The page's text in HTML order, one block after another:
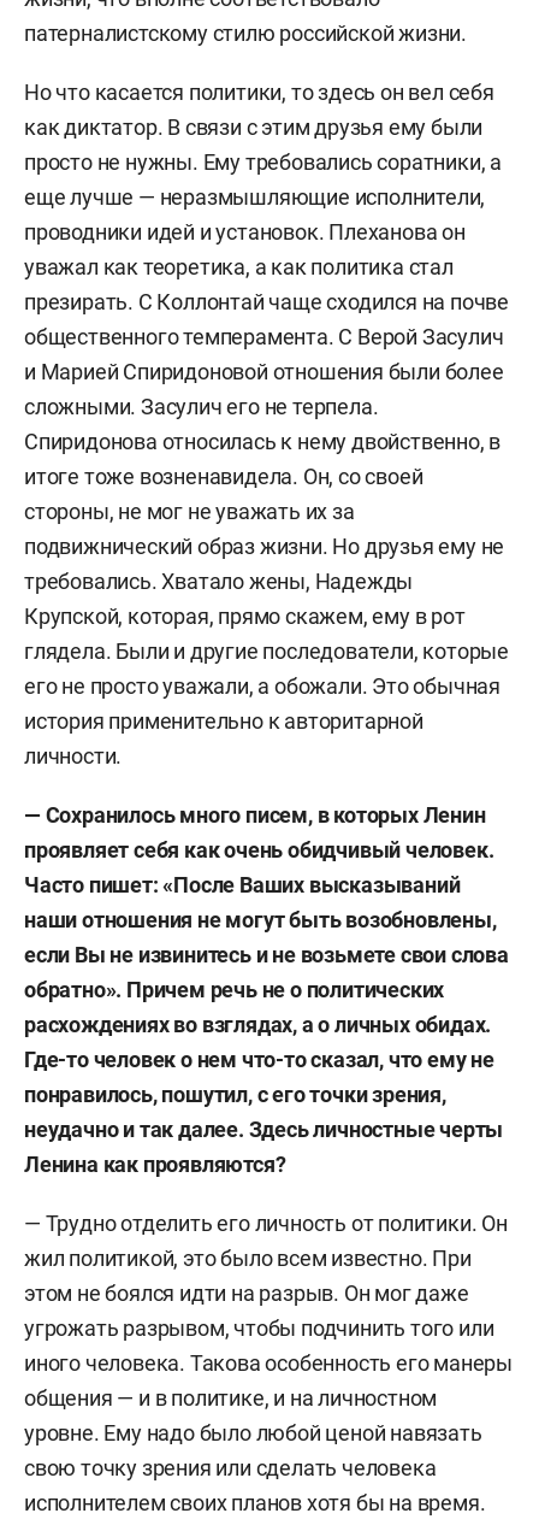
патерналистскому стилю российской жизни.
Но что касается политики, то здесь он вел себя
как диктатор. В связи с этим друзья ему были
просто не нужны. Ему требовались соратники, а
еще лучше — неразмышляющие исполнители,
проводники идей и установок. Плеханова он
уважал как теоретика, а как политика стал
презирать. С Коллонтай чаще сходился на почве
общественного темперамента. С Верой Засулич
и Марией Спиридоновой отношения были более
сложными. Засулич его не терпела.
Спиридонова относилась к нему двойственно, в
итоге тоже возненавидела. Он, со своей
стороны, не мог не уважать их за
подвижнический образ жизни. Но друзья ему не
требовались. Хватало жены, Надежды
Крупской, которая, прямо скажем, ему в рот
глядела. Были и другие последователи, которые
его не просто уважали, а обожали. Это обычная
история применительно к авторитарной
личности.
— Сохранилось много писем, в которых Ленин
проявляет себя как очень обидчивый человек.
Часто пишет: «После Ваших высказываний
наши отношения не могут быть возобновлены,
если Вы не извинитесь и не возьмете свои слова
обратно». Причем речь не о политических
расхождениях во взглядах, а о личных обидах.
Где-то человек о нем что-то сказал, что ему не
понравилось, пошутил, с его точки зрения,
неудачно и так далее. Здесь личностные черты
Ленина как проявляются?
— Трудно отделить его личность от политики. Он
жил политикой, это было всем известно. При
этом не боялся идти на разрыв. Он мог даже
угрожать разрывом, чтобы подчинить того или
иного человека. Такова особенность его манеры
общения — и в политике, и на личностном
уровне. Ему надо было любой ценой навязать
свою точку зрения или сделать человека
исполнителем своих планов хотя бы на время.